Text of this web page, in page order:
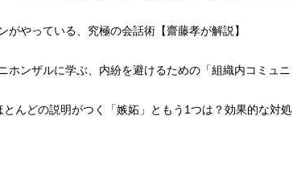
やっている、究極の会話術【齋藤孝が解説】
ンザルに学ぶ、内紛を避けるための「組織内コミュニ
んどの説明がつく「嫉妬」ともう1つは？効果的な対処